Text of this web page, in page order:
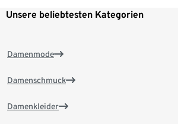
Unsere beliebtesten Kategorien
Damenmode
Damenschmuck
Damenkleider